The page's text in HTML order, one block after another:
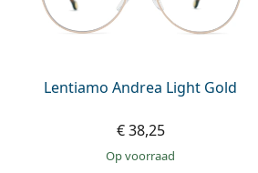
Alle merken
Persol
Lentiamo Andrea Light Gold
€ 38,25
op voorraad